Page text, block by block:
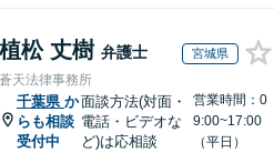
植松 丈樹 弁護士 宮城県
蒼天法律事務所
千葉県 か
らも相談
受付中
面談方法(対面・
電話・ビデオな
ど)は応相談
営業時間：0
9:00~17:00
（平日）